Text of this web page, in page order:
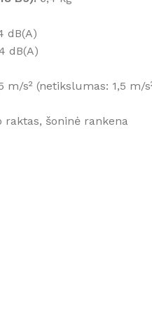
dB(A)
dB(A)
m/s² (netikslumas: 1,5 m/
raktas, šoninė rankena